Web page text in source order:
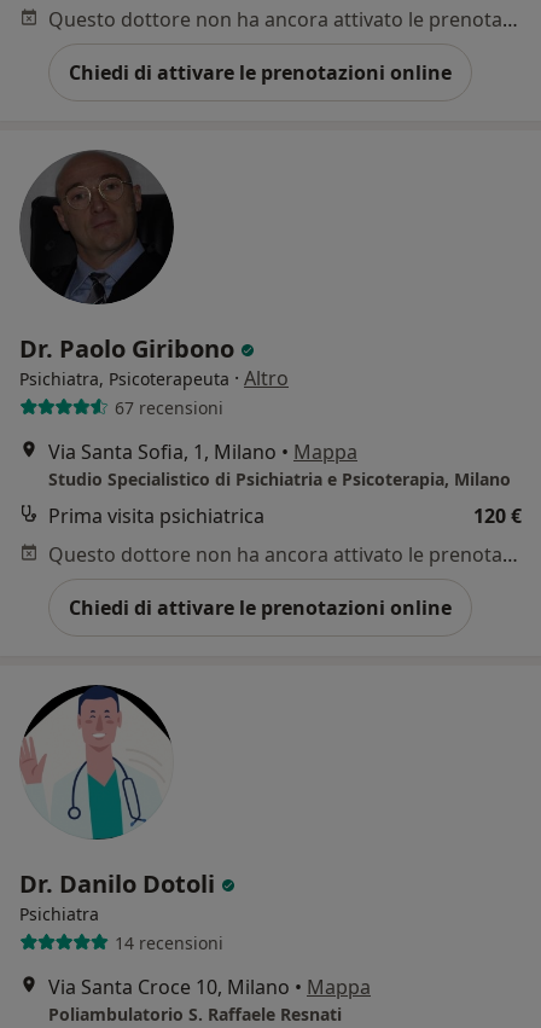
Questo dottore non ha ancora attivato le prenotazioni online presso questo indirizzo.
Chiedi di attivare le prenotazioni online
Dr. Paolo Giribono
Psichiatra, Psicoterapeuta · Altro
67 recensioni
Via Santa Sofia, 1, Milano • Mappa
Studio Specialistico di Psichiatria e Psicoterapia, Milano
Prima visita psichiatrica
120 €
Questo dottore non ha ancora attivato le prenotazioni online presso questo indirizzo.
Chiedi di attivare le prenotazioni online
Dr. Danilo Dotoli
Psichiatra
14 recensioni
Via Santa Croce 10, Milano • Mappa
Poliambulatorio S. Raffaele Resnati